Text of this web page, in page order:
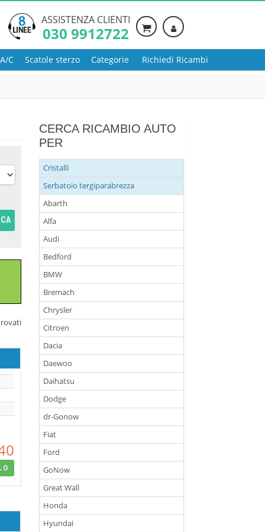
ASSISTENZA CLIENTI
030 9912722
C Scatole sterzo Categorie Richiedi Ricambi
CERCA RICAMBIO AUTO
PER
Cristalli
Serbatoio tergiparabrezza
Abarth
Alfa
Audi
Bedford
BMW
Bremach
Chrysler
Citroen
Dacia
Daewoo
Daihatsu
Dodge
dr-Gonow
Fiat
Ford
GoNow
Great Wall
Honda
Hyundai